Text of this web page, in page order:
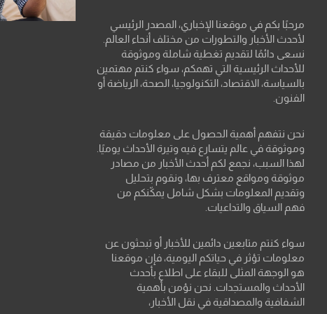
مرحبًا بكم في موقعنا الإخباري، المصدر الرئيسي
لأحدث الأخبار والتطورات من مختلف أنحاء العالم.
نسعى دائمًا لتقديم تغطية شاملة وموثوقة
للأحداث الرئيسية التي تهمكم، سواء كنتم مهتمين
بالسياسة، الاقتصاد، التكنولوجيا، الصحة، الرياضة أو
الفنون.
نحن نتفهم أهمية الحصول على معلومات دقيقة
وموثوقة في عالم يتسارع فيه وتيرة الأحداث يوميًا.
لهذا السبب، نجمع لكم أحدث الأخبار من مصادر
موثوقة ومواقع معترف بها، ونقوم بتحليل
وتقديم المعلومات بشكل شامل يمكّنكم من
فهم السياق والتداعيات.
سواء كنتم متابعين دائمين للأخبار أو تبحثون عن
معلومات تؤثر في حياتكم اليومية، فإن موقعنا
هو الوجهة المثلى للبقاء على اطلاع بأحدث
الأحداث والمستجدات. نحن نؤمن بأهمية
الشفافية والمصداقية في نقل الأخبار،